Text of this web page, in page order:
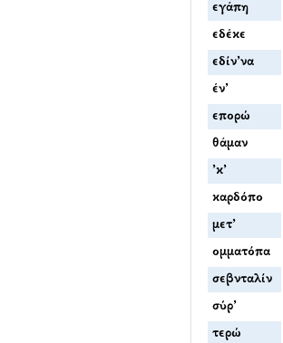
εγάπη
εδέκε
εδίν’να
έν’
επορώ
θάμαν
’κ’
καρδόπο
μετ’
ομματόπα
σεβνταλίν
σύρ’
τερώ